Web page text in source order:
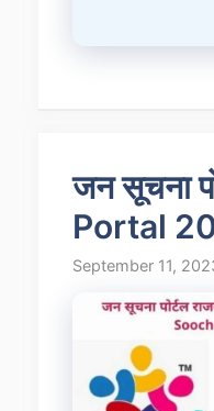
जन सूचना
Portal
September 11,